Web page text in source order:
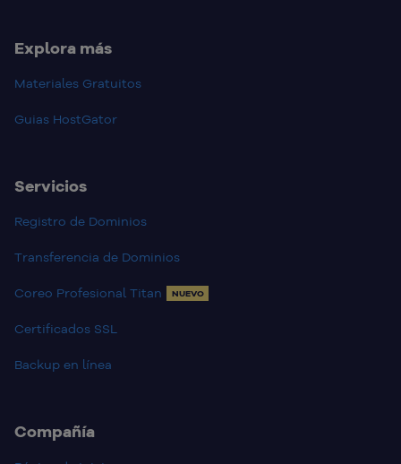
Explora más
Materiales Gratuitos
Guias HostGator
Servicios
Registro de Dominios
Transferencia de Dominios
Coreo Profesional Titan NUEVO
Certificados SSL
Backup en línea
Compañía